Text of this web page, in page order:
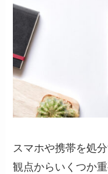
スマホや携帯を処
観点からいくつか